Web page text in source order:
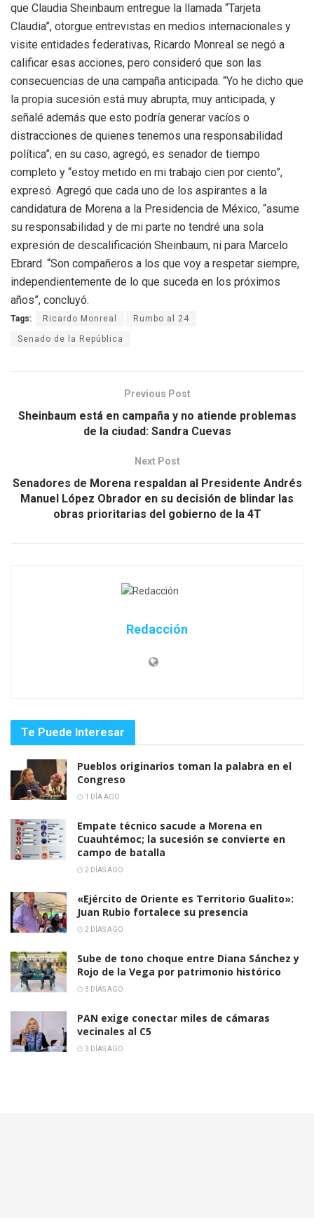
que Claudia Sheinbaum entregue la llamada “Tarjeta
Claudia”, otorgue entrevistas en medios internacionales y
visite entidades federativas, Ricardo Monreal se negó a
calificar esas acciones, pero consideró que son las
consecuencias de una campaña anticipada. “Yo he dicho que
la propia sucesión está muy abrupta, muy anticipada, y
señalé además que esto podría generar vacíos o
distracciones de quienes tenemos una responsabilidad
política”; en su caso, agregó, es senador de tiempo
completo y “estoy metido en mi trabajo cien por ciento”,
expresó. Agregó que cada uno de los aspirantes a la
candidatura de Morena a la Presidencia de México, “asume
su responsabilidad y de mi parte no tendré una sola
expresión de descalificación Sheinbaum, ni para Marcelo
Ebrard. “Son compañeros a los que voy a respetar siempre,
independientemente de lo que suceda en los próximos
años”, concluyó.
Tags: Ricardo Monreal Rumbo al 24
Senado de la República
Previous Post
Sheinbaum está en campaña y no atiende problemas
de la ciudad: Sandra Cuevas
Next Post
Senadores de Morena respaldan al Presidente Andrés
Manuel López Obrador en su decisión de blindar las
obras prioritarias del gobierno de la 4T
Redacción
Te Puede Interesar
Pueblos originarios toman la palabra en el
Congreso
1 DÍA AGO
Empate técnico sacude a Morena en
Cuauhtémoc; la sucesión se convierte en
campo de batalla
2 DÍAS AGO
«Ejército de Oriente es Territorio Gualito»:
Juan Rubio fortalece su presencia
2 DÍAS AGO
Sube de tono choque entre Diana Sánchez y
Rojo de la Vega por patrimonio histórico
3 DÍAS AGO
PAN exige conectar miles de cámaras
vecinales al C5
3 DÍAS AGO